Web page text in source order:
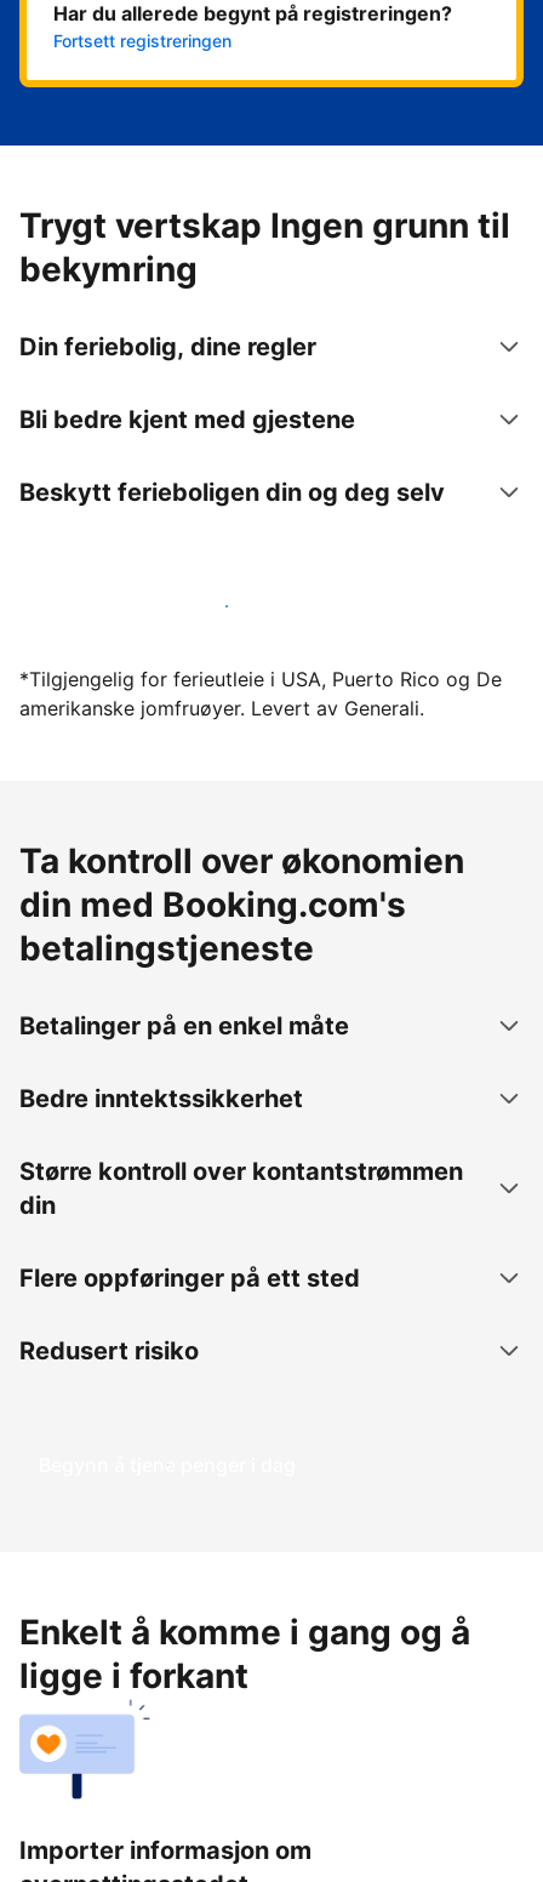
Har du allerede begynt på registreringen?
Fortsett registreringen
Trygt vertskap Ingen grunn til
bekymring
Din feriebolig, dine regler
Bli bedre kjent med gjestene
Beskytt ferieboligen din og deg selv
Lei ut ferieboligen din gjennom oss i dag
*Tilgjengelig for ferieutleie i USA, Puerto Rico og De
amerikanske jomfruøyer. Levert av Generali.
Ta kontroll over økonomien
din med Booking.com's
betalingstjeneste
Betalinger på en enkel måte
Bedre inntektssikkerhet
Større kontroll over kontantstrømmen
din
Flere oppføringer på ett sted
Redusert risiko
Begynn å tjene penger i dag
Enkelt å komme i gang og å
ligge i forkant
Importer informasjon om